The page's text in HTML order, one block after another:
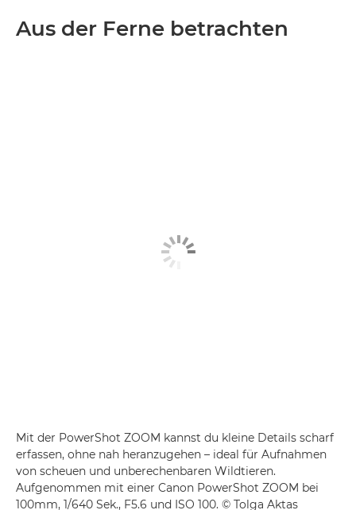
Aus der Ferne betrachten
Mit der PowerShot ZOOM kannst du kleine Details scharf
erfassen, ohne nah heranzugehen – ideal für Aufnahmen
von scheuen und unberechenbaren Wildtieren.
Aufgenommen mit einer Canon PowerShot ZOOM bei
100mm, 1/640 Sek., F5.6 und ISO 100. © Tolga Aktas